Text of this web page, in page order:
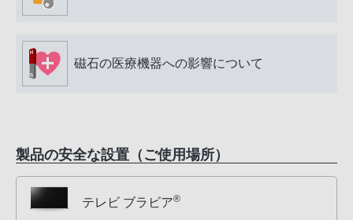
磁石の医療機器への影響について
製品の安全な設置（ご使用場所）
テレビ ブラビア®